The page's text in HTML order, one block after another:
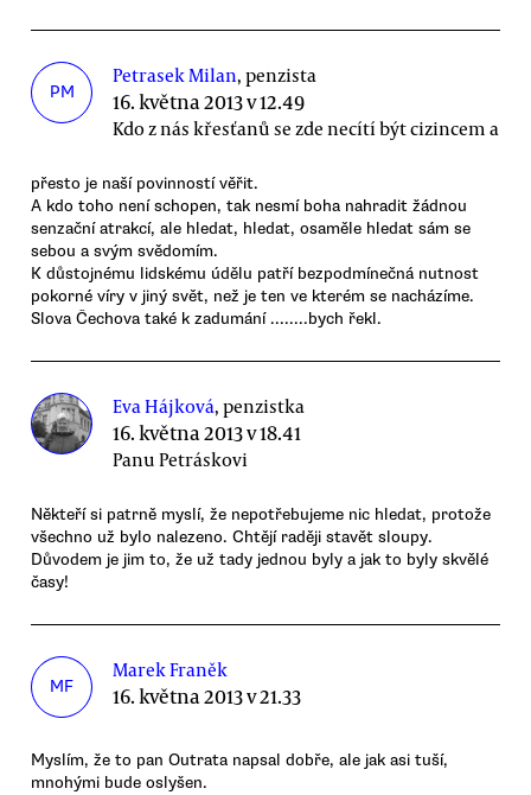
PM
Petrasek Milan, penzista
16. května 2013 v 12.49
Kdo z nás křesťanů se zde necítí být cizincem a
přesto je naší povinností věřit.
A kdo toho není schopen, tak nesmí boha nahradit žádnou
senzační atrakcí, ale hledat, hledat, osaměle hledat sám se
sebou a svým svědomím.
K důstojnému lidskému údělu patří bezpodmínečná nutnost
pokorné víry v jiný svět, než je ten ve kterém se nacházíme.
Slova Čechova také k zadumání ........bych řekl.
Eva Hájková, penzistka
16. května 2013 v 18.41
Panu Petráskovi
Někteří si patrně myslí, že nepotřebujeme nic hledat, protože
všechno už bylo nalezeno. Chtějí raději stavět sloupy.
Důvodem je jim to, že už tady jednou byly a jak to byly skvělé
časy!
MF
Marek Franěk
16. května 2013 v 21.33
Myslím, že to pan Outrata napsal dobře, ale jak asi tuší,
mnohými bude oslyšen.